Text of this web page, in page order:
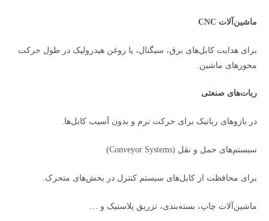
ماشین‌آلات CNC
برای هدایت کابل‌های برق، سیگنال، یا روغن هیدرولیک در طول حرکت
محورهای ماشین.
ربات‌های صنعتی
در بازوهای رباتیک برای حرکت نرم و بدون آسیب کابل‌ها.
سیستم‌های حمل و نقل (Conveyor Systems)
برای محافظت از کابل‌های سیستم کنترل در بخش‌های متحرک.
ماشین‌آلات چاپ، بسته‌بندی، تزریق پلاستیک و …